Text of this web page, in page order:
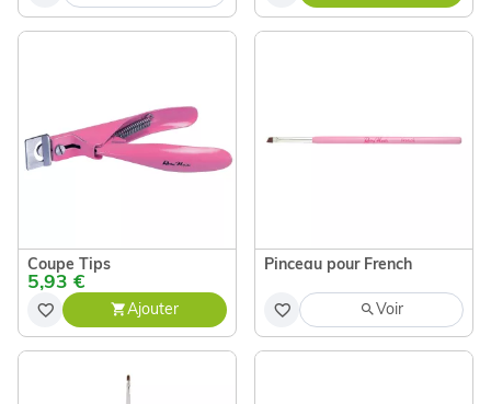
Coupe Tips
5,93 €
Ajouter
Pinceau pour French
Voir